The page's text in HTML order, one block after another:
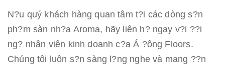
N?u quý khách hàng quan tâm t?i các dòng s?n
ph?m sàn nh?a Aroma, hãy liên h? ngay v?i ??i
ng? nhân viên kinh doanh c?a Á ?ông Floors.
Chúng tôi luôn s?n sàng l?ng nghe và mang ??n